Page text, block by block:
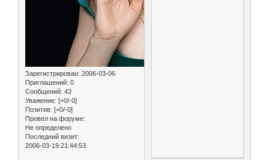
Зарегистрирован: 2006-03-06
Приглашений: 0
Сообщений: 43
Уважение: [+0/-0]
Позитив: [+0/-0]
Провел на форуме:
Не определено
Последний визит:
2006-03-19 21:44:53